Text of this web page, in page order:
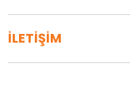
İLETİŞİM